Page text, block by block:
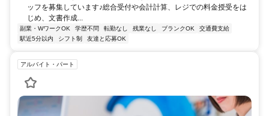
ッフを募集しています♪総合受付や会計計算、レジでの料金授受をは
じめ、文書作成...
副業・WワークOK 学歴不問 転勤なし 残業なし ブランクOK
交通費支給
駅近5分以内
シフト制 友達と応募OK
アルバイト・パート